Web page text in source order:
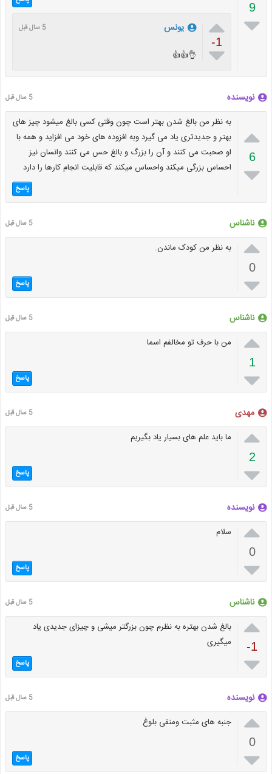
9


-1

یونس 5 سال قبل
👌👍👍
نویسنده 5 سال قبل

6

به نظر من بالغ شدن بهتر است چون وقتی کسی بالغ میشود چیز های
بهتر و جدیدتری یاد می گیرد وبه افزوده های خود می افزاید و همه با
او صحبت می کنند و آن را بزرگ و بالغ حس می کنند وانسان نیز
احساس بزرگی میکند واحساس میکند که قابلیت انجام کارها را دارد
پاسخ
ناشناس 5 سال قبل

0

به نظر من کودک ماندن.
پاسخ
ناشناس 5 سال قبل

1

من با حرف تو مخالفم اسما
پاسخ
مهدی 5 سال قبل

2

ما باید علم های بسیار یاد بگیریم
پاسخ
نویسنده 5 سال قبل

0

سلام
پاسخ
ناشناس 5 سال قبل

-1

بالغ شدن بهتره به نظرم چون بزرگتر میشی و چیزای جدیدی یاد
میگیری
پاسخ
نویسنده 5 سال قبل

0

جنبه های مثبت ومنفی بلوغ
پاسخ